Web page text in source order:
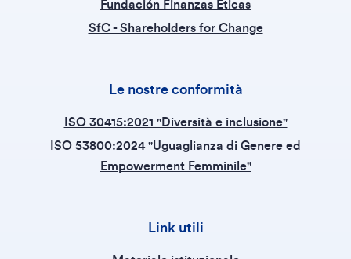
Fundación Finanzas Éticas
SfC - Shareholders for Change
Le nostre conformità
ISO 30415:2021 "Diversità e inclusione"
ISO 53800:2024 "Uguaglianza di Genere ed
Empowerment Femminile"
Link utili